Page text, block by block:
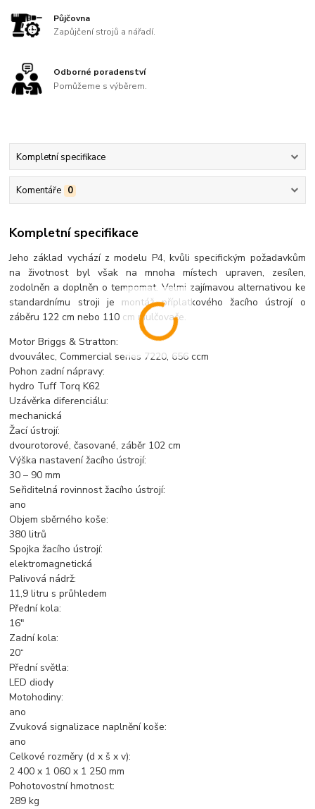
Půjčovna
Zapůjčení strojů a nářadí.
Odborné poradenství
Pomůžeme s výběrem.
Kompletní specifikace
Komentáře 0
Kompletní specifikace
Jeho základ vychází z modelu P4, kvůli specifickým požadavkům
na životnost byl však na mnoha místech upraven, zesílen,
zodolněn a doplněn o tempomat. Velmi zajímavou alternativou ke
standardnímu stroji je montáž příplatkového žacího ústrojí o
záběru 122 cm nebo 110 cm mulčovače.
Motor Briggs & Stratton:
dvouválec, Commercial series 7220, 656 ccm
Pohon zadní nápravy:
hydro Tuff Torq K62
Uzávěrka diferenciálu:
mechanická
Žací ústrojí:
dvourotorové, časované, záběr 102 cm
Výška nastavení žacího ústrojí:
30 – 90 mm
Seřiditelná rovinnost žacího ústrojí:
ano
Objem sběrného koše:
380 litrů
Spojka žacího ústrojí:
elektromagnetická
Palivová nádrž:
11,9 litru s průhledem
Přední kola:
16"
Zadní kola:
20“
Přední světla:
LED diody
Motohodiny:
ano
Zvuková signalizace naplnění koše:
ano
Celkové rozměry (d x š x v):
2 400 x 1 060 x 1 250 mm
Pohotovostní hmotnost:
289 kg